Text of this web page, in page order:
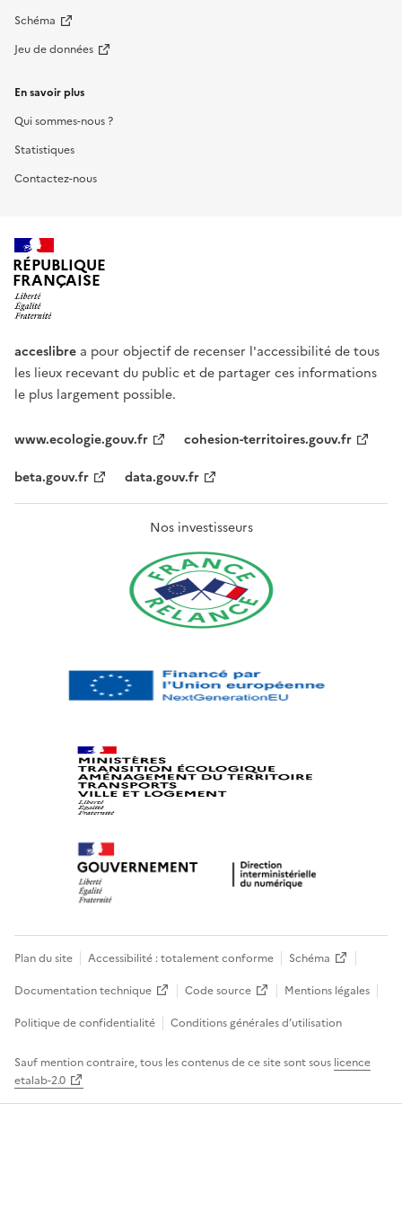
Schéma
Jeu de données
En savoir plus
Qui sommes-nous ?
Statistiques
Contactez-nous
RÉPUBLIQUE
FRANÇAISE
acceslibre a pour objectif de recenser l'accessibilité de tous
les lieux recevant du public et de partager ces informations
le plus largement possible.
www.ecologie.gouv.fr
cohesion-territoires.gouv.fr
beta.gouv.fr
data.gouv.fr
Nos investisseurs
Plan du site Accessibilité : totalement conforme
Schéma
Documentation technique
Code source
Mentions légales
Politique de confidentialité
Conditions générales d’utilisation
Sauf mention contraire, tous les contenus de ce site sont sous licence
etalab-2.0